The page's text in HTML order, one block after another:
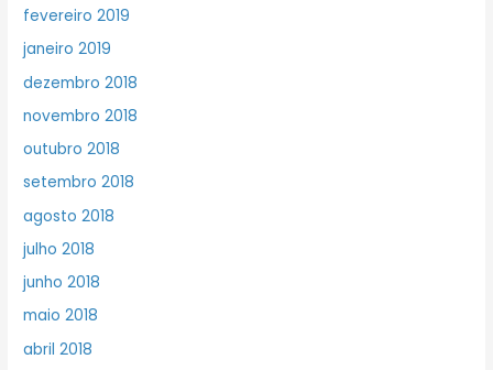
fevereiro 2019
janeiro 2019
dezembro 2018
novembro 2018
outubro 2018
setembro 2018
agosto 2018
julho 2018
junho 2018
maio 2018
abril 2018